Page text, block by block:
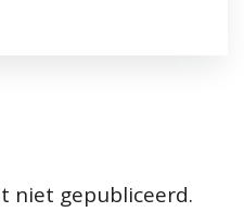
niet gepubliceerd.